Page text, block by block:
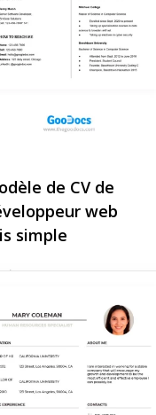
de CV de
web
simple
importe que vous
un constructeur
un mécanicien. Notre
simple de CV pour
Web gris
à toute profession
et créative.